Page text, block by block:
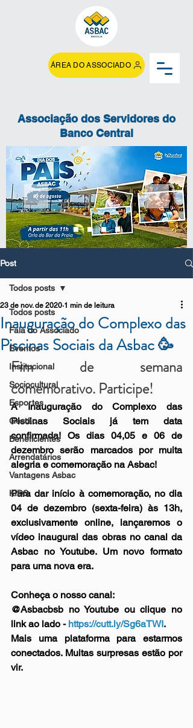
ÁREA DO ASSOCIADO
Associação dos Servidores do
Banco Central
Post
Todos posts
Fala do Associado
Eventos
Institucional
Sociocultural
Esportes
Gestão
Beneficientes
Arrendatários
Vantagens Asbac
KIDS
Todos posts
Inauguração do Complexo das
Piscinas Sociais da Asbac 🥳
23 de nov. de 2020 1 min de leitura
Fim de semana
comemorativo. Participe!
A Inauguração do Complexo das
Piscinas Sociais já tem data
confirmada! Os dias 04,05 e 06 de
dezembro serão marcados por muita
alegria e comemoração na Asbac!
Para dar início à comemoração, no dia
04 de dezembro (sexta-feira) às 13h,
exclusivamente online, lançaremos o
vídeo inaugural das obras no canal da
Asbac no Youtube. Um novo formato
para uma nova era.
Conheça o nosso canal:
@Asbacbsb no Youtube ou clique no
link ao lado - https://cutt.ly/Sg6aTWI.
Mais uma plataforma para estarmos
conectados. Muitas surpresas estão por
vir.